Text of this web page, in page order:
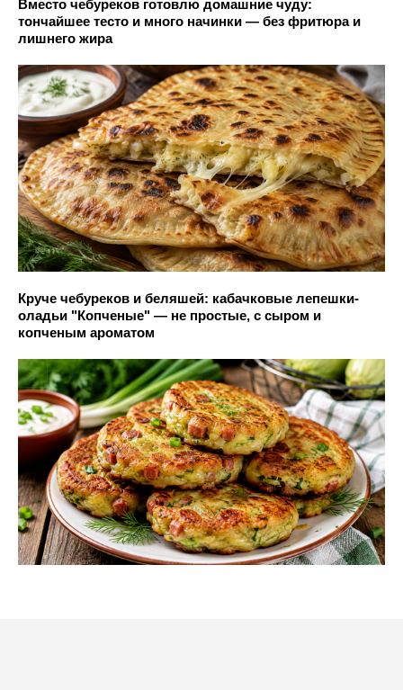
Вместо чебуреков готовлю домашние чуду:
тончайшее тесто и много начинки — без фритюра и
лишнего жира
Круче чебуреков и беляшей: кабачковые лепешки-
оладьи "Копченые" — не простые, с сыром и
копченым ароматом